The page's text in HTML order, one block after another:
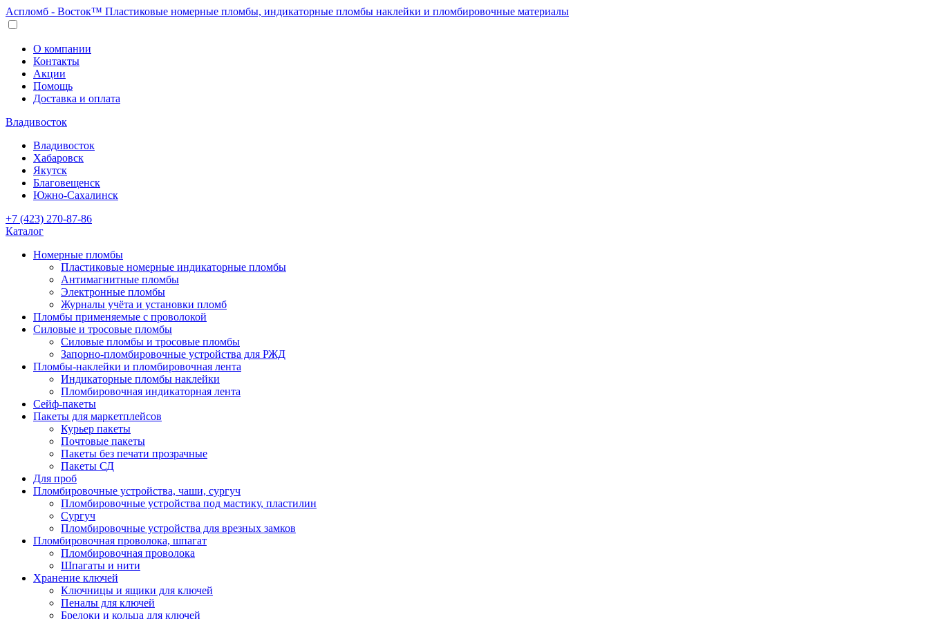
Аспломб - Восток™ Пластиковые номерные пломбы, индикаторные пломбы наклейки и пломбировочные материалы
О компании
Контакты
Акции
Помощь
Доставка и оплата
Владивосток
Владивосток
Хабаровск
Якутск
Благовещенск
Южно-Сахалинск
+7 (423) 270-87-86
Каталог
Номерные пломбы
Пластиковые номерные индикаторные пломбы
Антимагнитные пломбы
Электронные пломбы
Журналы учёта и установки пломб
Пломбы применяемые с проволокой
Силовые и тросовые пломбы
Силовые пломбы и тросовые пломбы
Запорно-пломбировочные устройства для РЖД
Пломбы-наклейки и пломбировочная лента
Индикаторные пломбы наклейки
Пломбировочная индикаторная лента
Сейф-пакеты
Пакеты для маркетплейсов
Курьер пакеты
Почтовые пакеты
Пакеты без печати прозрачные
Пакеты СД
Для проб
Пломбировочные устройства, чаши, сургуч
Пломбировочные устройства под мастику, пластилин
Сургуч
Пломбировочные устройства для врезных замков
Пломбировочная проволока, шпагат
Пломбировочная проволока
Шпагаты и нити
Хранение ключей
Ключницы и ящики для ключей
Пеналы для ключей
Брелоки и кольца для ключей